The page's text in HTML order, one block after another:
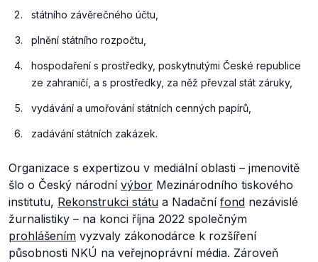
státního závěrečného účtu,
plnění státního rozpočtu,
hospodaření s prostředky, poskytnutými České republice
ze zahraničí, a s prostředky, za něž převzal stát záruky,
vydávání a umořování státních cenných papírů,
zadávání státních zakázek.
Organizace s expertizou v mediální oblasti – jmenovitě
šlo o Český národní výbor Mezinárodního tiskového
institutu, Rekonstrukci státu a Nadační fond nezávislé
žurnalistiky – na konci října 2022 společným
prohlášením vyzvaly zákonodárce k rozšíření
působnosti NKÚ na veřejnoprávní média. Zároveň